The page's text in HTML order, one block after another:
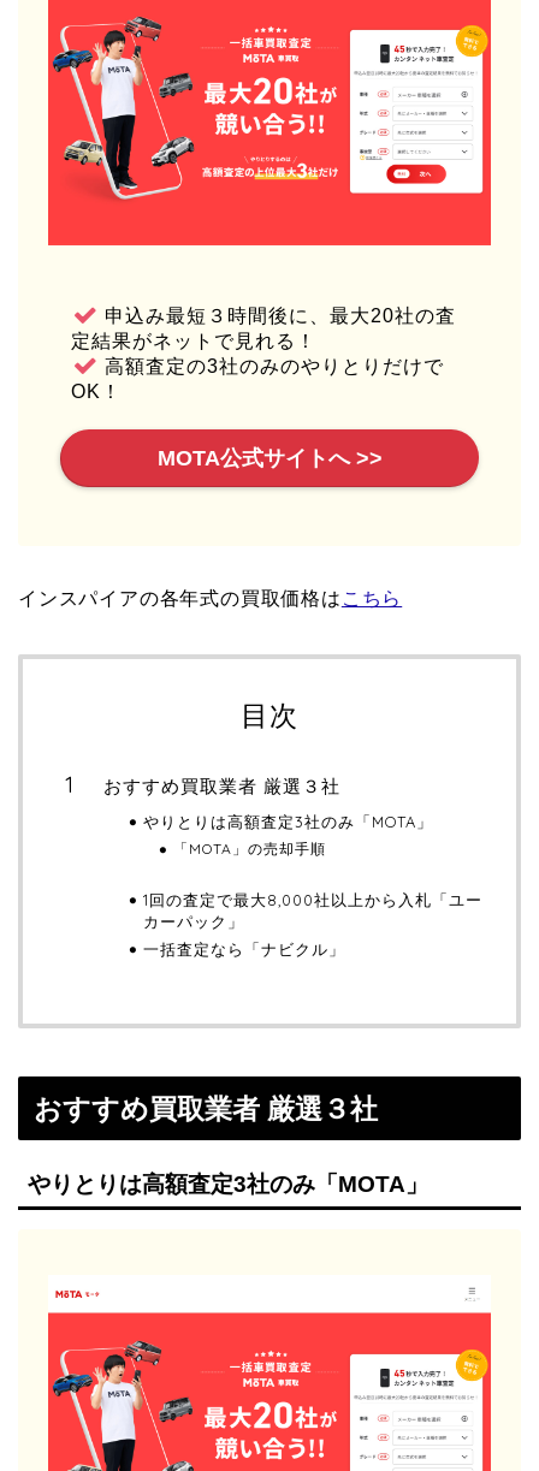
申込み最短３時間後に、最大20社の査
定結果がネットで見れる！
高額査定の3社のみのやりとりだけで
OK！
MOTA公式サイトへ >>
インスパイアの各年式の買取価格は こちら
目次
おすすめ買取業者 厳選３社
やりとりは高額査定3社のみ「MOTA」
「MOTA」の売却手順
1回の査定で最大8,000社以上から入札「ユー
カーパック」
一括査定なら「ナビクル」
おすすめ買取業者 厳選３社
やりとりは高額査定3社のみ「MOTA」